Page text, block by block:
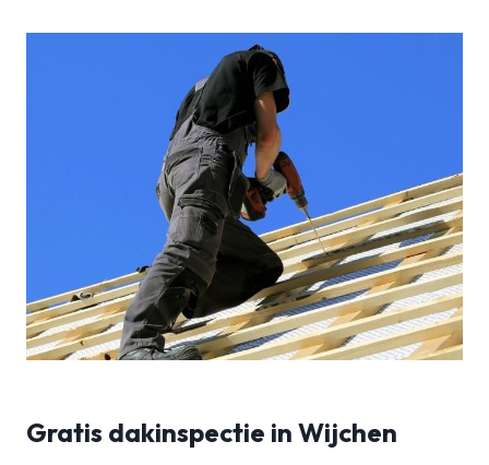
Gratis dakinspectie in Wijchen